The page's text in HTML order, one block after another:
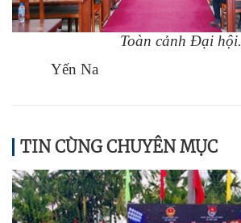
Toàn cảnh Đại hội.
Yến Na
TIN CÙNG CHUYÊN MỤC